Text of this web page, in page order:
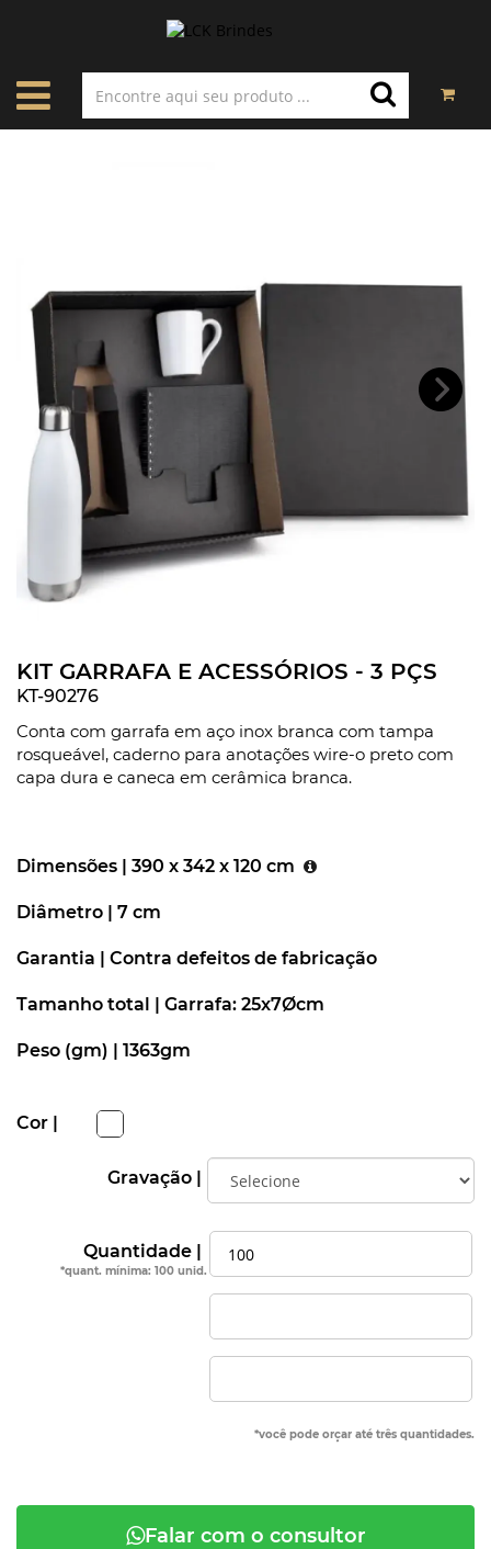
KIT GARRAFA E ACESSÓRIOS - 3 PÇS
KT-90276
Conta com garrafa em aço inox branca com tampa
rosqueável, caderno para anotações wire-o preto com
capa dura e caneca em cerâmica branca.
Dimensões | 390 x 342 x 120 cm
Diâmetro | 7 cm
Garantia | Contra defeitos de fabricação
Tamanho total | Garrafa: 25x7Øcm
Peso (gm) | 1363gm
Cor |
Gravação |
Quantidade |
*quant. mínima: 100 unid.
*você pode orçar até três quantidades.
Falar com o consultor